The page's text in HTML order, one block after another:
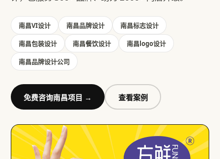
南昌VI设计 南昌品牌设计 南昌标志设计
南昌包装设计 南昌餐饮设计 南昌logo设计
南昌品牌设计公司
免费咨询南昌项目 → 查看案例